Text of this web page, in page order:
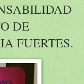
DE
FUERTES.